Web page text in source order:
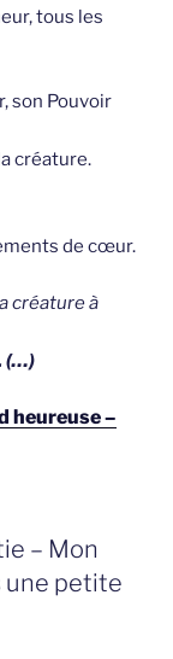
tous les
son Pouvoir
créature.
de cœur.
créature à
(…)
heureuse –
– Mon
une petite